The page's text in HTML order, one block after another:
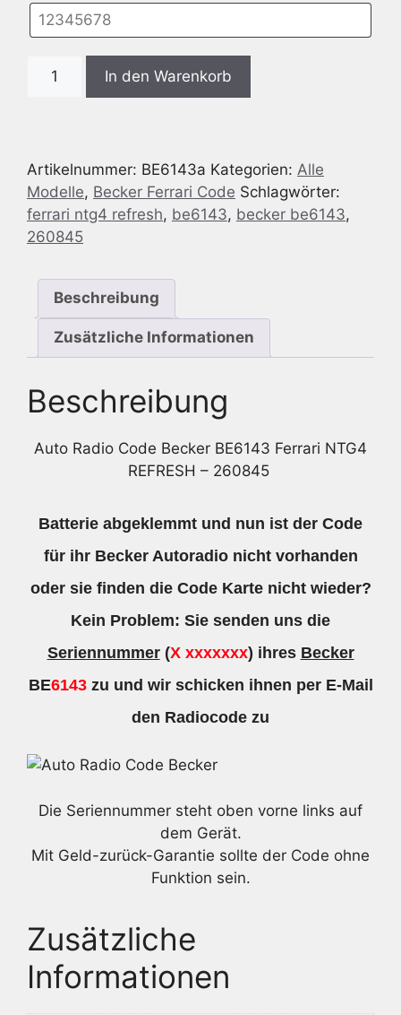
Code
BE6143
Ferrari
NTG4
REFRESH
260845
In den Warenkorb
Artikelnummer: BE6143a Kategorien: Alle
Modelle, Becker Ferrari Code Schlagwörter:
ferrari ntg4 refresh, be6143, becker be6143,
260845
Beschreibung
Zusätzliche Informationen
Beschreibung
Auto Radio Code Becker BE6143 Ferrari NTG4
REFRESH – 260845
Batterie abgeklemmt und nun ist der Code
für ihr Becker Autoradio nicht vorhanden
oder sie finden die Code Karte nicht wieder?
Kein Problem: Sie senden uns die
Seriennummer(X xxxxxxx) ihres Becker
BE6143zu und wir schicken ihnen per E-Mail
den Radiocode zu
Die Seriennummer steht oben vorne links auf
dem Gerät.
Mit Geld-zurück-Garantie sollte der Code ohne
Funktion sein.
Zusätzliche
Informationen